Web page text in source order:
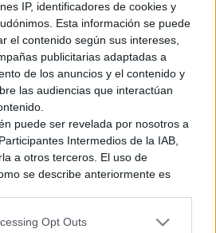
IP, identificadores de cookies y
Esta información se puede
el contenido según sus intereses,
publicitarias adaptadas a
de los anuncios y el contenido y
las audiencias que interactúan
puede ser revelada por nosotros a
Intermedios de la IAB,
a otros terceros. El uso de
se describe anteriormente es
para nuestra audiencia.
Opt Outs
la beta cerrada de The